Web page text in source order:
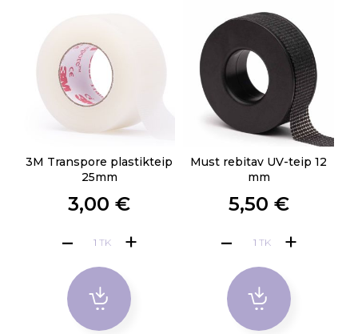
3M Transpore plastikteip
25mm
3,00 €
TK
Must rebitav UV-teip 12
mm
5,50 €
TK